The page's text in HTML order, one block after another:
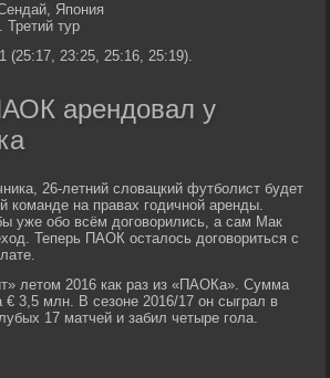
Япония
Третий тур
(25:17, 23:25, 25:16, 25:19).
арендовал у
26-летний словацкий футболист будет
команде на правах годичной аренды.
уже обо всём договорились, а сам Мак
Теперь ПАОК осталось договориться с
летом 2016 как раз из «ПАОКа». Сумма
€ 3,5 млн. В сезоне 2016/17 он сыграл в
17 матчей и забил четыре гола.